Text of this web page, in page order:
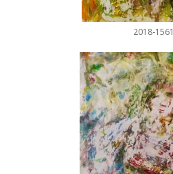
2018-1561